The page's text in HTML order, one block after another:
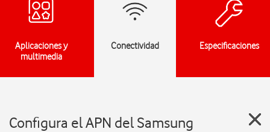
Aplicaciones y
multimedia
Conectividad Especificaciones
Configura el APN del Samsung